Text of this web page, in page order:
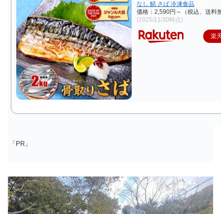
なし 鯖 さば 冷凍食品
価格：2,590円～（税込、送料
(2025/11/30時点)
楽
「PR」